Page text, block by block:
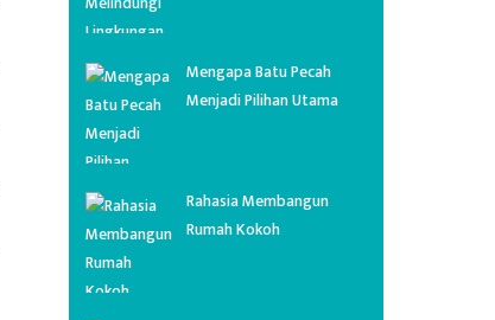
Mengapa Batu Pecah
Menjadi Pilihan Utama
Rahasia Membangun
Rumah Kokoh